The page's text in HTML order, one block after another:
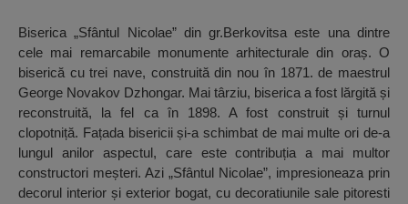
Biserica „Sfântul Nicolae” din gr.Berkovitsa este una dintre
cele mai remarcabile monumente arhitecturale din oraș. O
biserică cu trei nave, construită din nou în 1871. de maestrul
George Novakov Dzhongar. Mai târziu, biserica a fost lărgită și
reconstruită, la fel ca în 1898. A fost construit și turnul
clopotniță. Fațada bisericii și-a schimbat de mai multe ori de-a
lungul anilor aspectul, care este contribuția a mai multor
constructori meșteri. Azi „Sfântul Nicolae”, impresioneaza prin
decorul interior și exterior bogat, cu decoratiunile sale pitoresti